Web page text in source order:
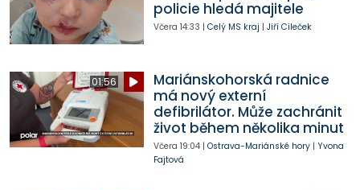
policie hledá majitele
Včera 14:33 | Celý MS kraj | Jiří Cileček
01:56
Mariánskohorská radnice
má nový externí
defibrilátor. Může zachránit
život během několika minut
Včera 19:04| Ostrava-Mariánské hory| Yvona
Fajtová